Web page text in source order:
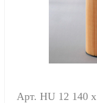
Арт. HU 12 140 x